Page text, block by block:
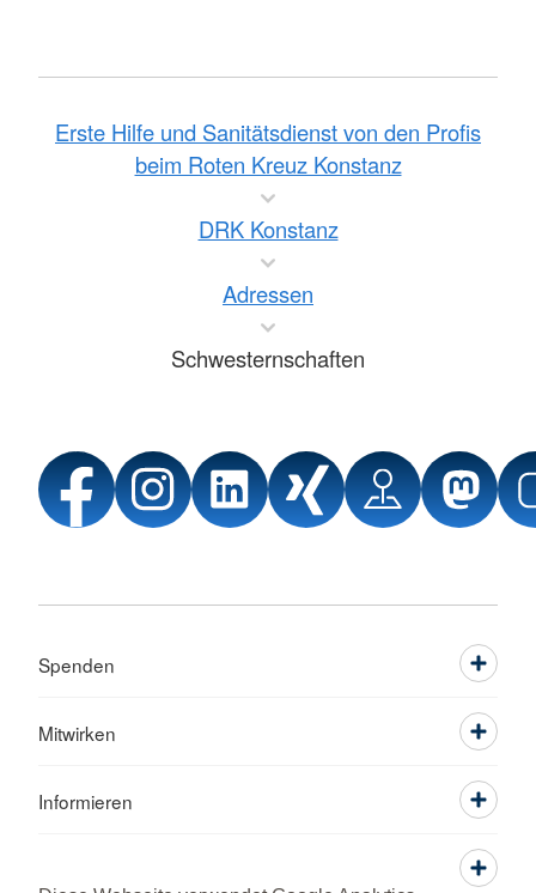
Erste Hilfe und Sanitätsdienst von den Profis
beim Roten Kreuz Konstanz
DRK Konstanz
Adressen
Schwesternschaften
Spenden
Mitwirken
Informieren